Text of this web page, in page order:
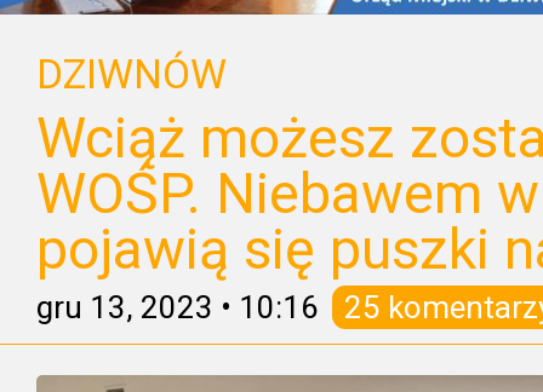
DZIWNÓW
Wciąż możesz
WOŚP. Niebawem
pojawią się puszki
gru 13, 2023 • 10:16 25